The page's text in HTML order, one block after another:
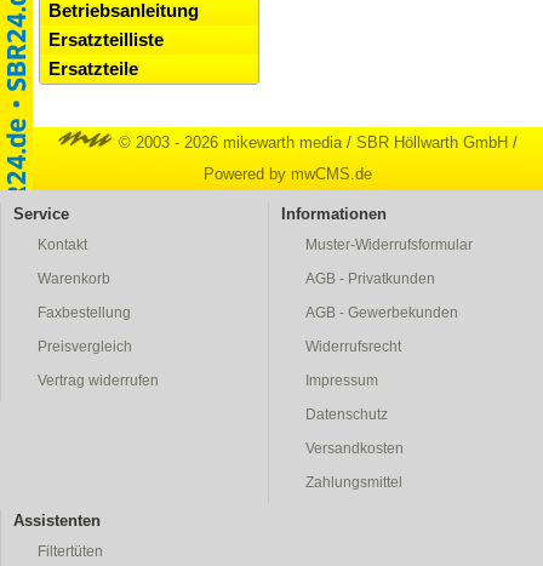
Betriebsanleitung
Ersatzteilliste
Ersatzteile
© 2003 - 2026 mikewarth media/ SBR Höllwarth GmbH /
Powered by mwCMS.de
Service
Kontakt
Warenkorb
Faxbestellung
Preisvergleich
Vertrag widerrufen
Informationen
Muster-Widerrufsformular
AGB - Privatkunden
AGB - Gewerbekunden
Widerrufsrecht
Impressum
Datenschutz
Versandkosten
Zahlungsmittel
Assistenten
Filtertüten